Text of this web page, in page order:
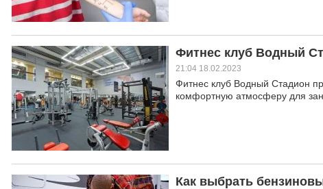
Фитнес клуб Водный
21:04 18.02.2023
Фитнес клуб Водный Стадион
комфортную атмосферу для
Как выбрать